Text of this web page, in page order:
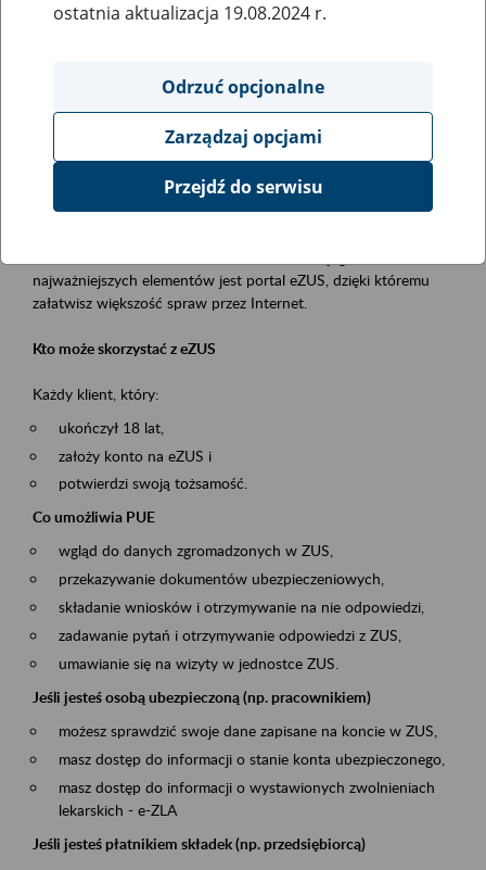
Szkolenia
Obszar merytoryczny
obsługa klientów
Opis wydarzenia
Platforma Usług Elektronicznych ZUS eZUS
najważniejszych elementów jest portal eZUS, dzięki któremu
załatwisz większość spraw przez Internet.
Kto może skorzystać z eZUS
Każdy klient, który:
ukończył 18 lat,
założy konto na eZUS i
potwierdzi swoją tożsamość.
Co umożliwia PUE
wgląd do danych zgromadzonych w ZUS,
przekazywanie dokumentów ubezpieczeniowych,
składanie wniosków i otrzymywanie na nie odpowiedzi,
zadawanie pytań i otrzymywanie odpowiedzi z ZUS,
umawianie się na wizyty w jednostce ZUS.
Jeśli jesteś osobą ubezpieczoną (np. pracownikiem)
możesz sprawdzić swoje dane zapisane na koncie w ZUS,
masz dostęp do informacji o stanie konta ubezpieczonego,
masz dostęp do informacji o wystawionych zwolnieniach
lekarskich - e-ZLA
Jeśli jesteś płatnikiem składek (np. przedsiębiorcą)
ostatnia aktualizacja 19.08.2024 r.
Odrzuć opcjonalne
Zarządzaj opcjami
Przejdź do serwisu